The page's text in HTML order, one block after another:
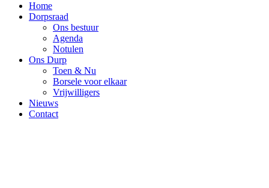
Home
Dorpsraad
Ons bestuur
Agenda
Notulen
Ons Durp
Toen & Nu
Borsele voor elkaar
Vrijwilligers
Nieuws
Contact